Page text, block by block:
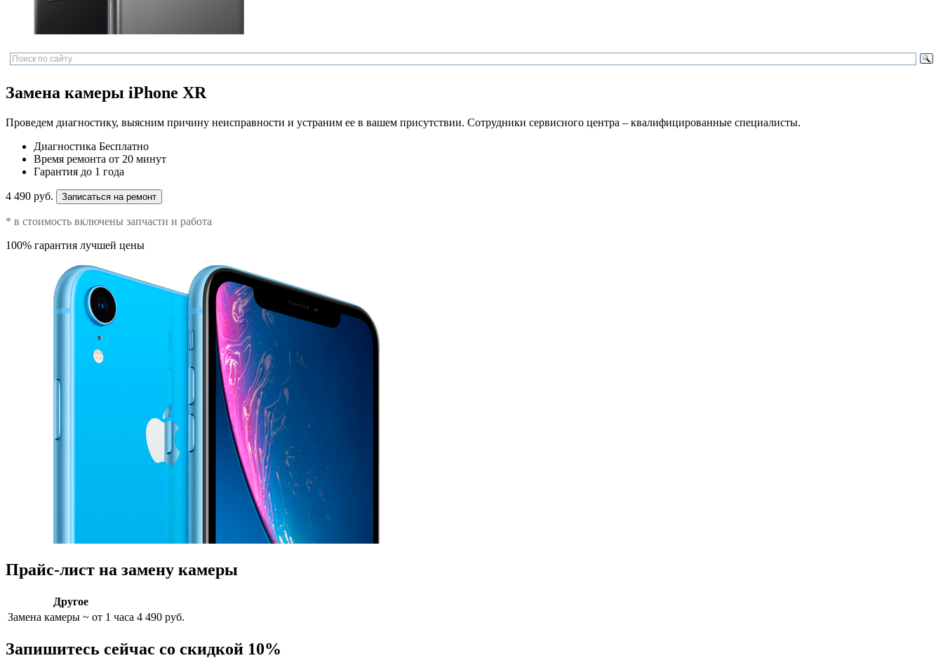
Замена камеры iPhone XR
Проведем диагностику, выясним причину неисправности и устраним ее в вашем присутствии. Сотрудники сервисного центра – квалифицированные специалисты.
Диагностика Бесплатно
Время ремонта от 20 минут
Гарантия до 1 года
4 490 руб. Записаться на ремонт
* в стоимость включены запчасти и работа
100% гарантия лучшей цены
Прайс-лист на замену камеры
Другое
Замена камеры ~ от 1 часа 4 490 руб.
Запишитесь сейчас со скидкой 10%